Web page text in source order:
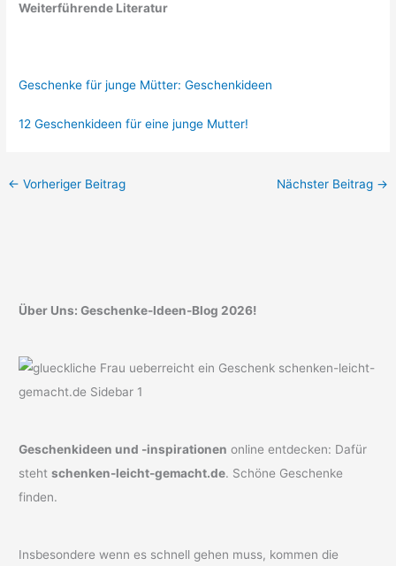
Weiterführende Literatur
Geschenke für junge Mütter: Geschenkideen
12 Geschenkideen für eine junge Mutter!
← Vorheriger Beitrag Nächster Beitrag →
Über Uns: Geschenke-Ideen-Blog 2026!
Geschenkideen und -inspirationen online entdecken: Dafür
stehtschenken-leicht-gemacht.de. Schöne Geschenke
finden.
Insbesondere wenn es schnell gehen muss, kommen die